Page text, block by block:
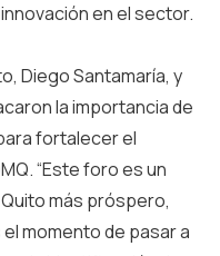
en el sector.
Diego Santamaría, y
la importancia de
fortalecer el
“Este foro es un
más próspero,
momento de pasar a